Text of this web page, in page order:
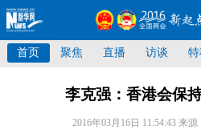
首页 聚焦 直播 访谈
李克强：香港会保
2016年03月16日 11:54:43来源